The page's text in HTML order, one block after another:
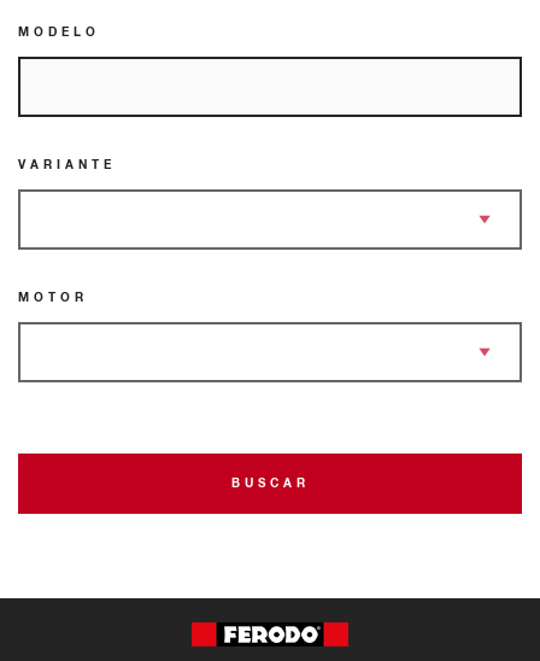
MODELO
VARIANTE
MOTOR
BUSCAR